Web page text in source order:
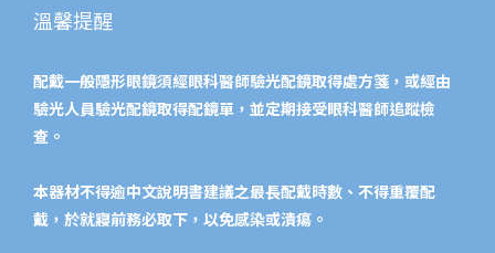
溫馨提醒
配戴一般隱形眼鏡須經眼科醫師驗光配鏡取得處方箋，或經由
驗光人員驗光配鏡取得配鏡單，並定期接受眼科醫師追蹤檢
查。
本器材不得逾中文說明書建議之最長配戴時數、不得重覆配
戴，於就寢前務必取下，以免感染或潰瘍。